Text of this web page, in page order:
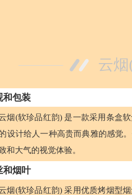
云
和包装
烟(软珍品红韵) 是一款采用条盒
设计给人一种高贵而典雅的感觉
和大气的视觉体验。
和烟叶
烟(软珍品红韵) 采用优质烤烟型